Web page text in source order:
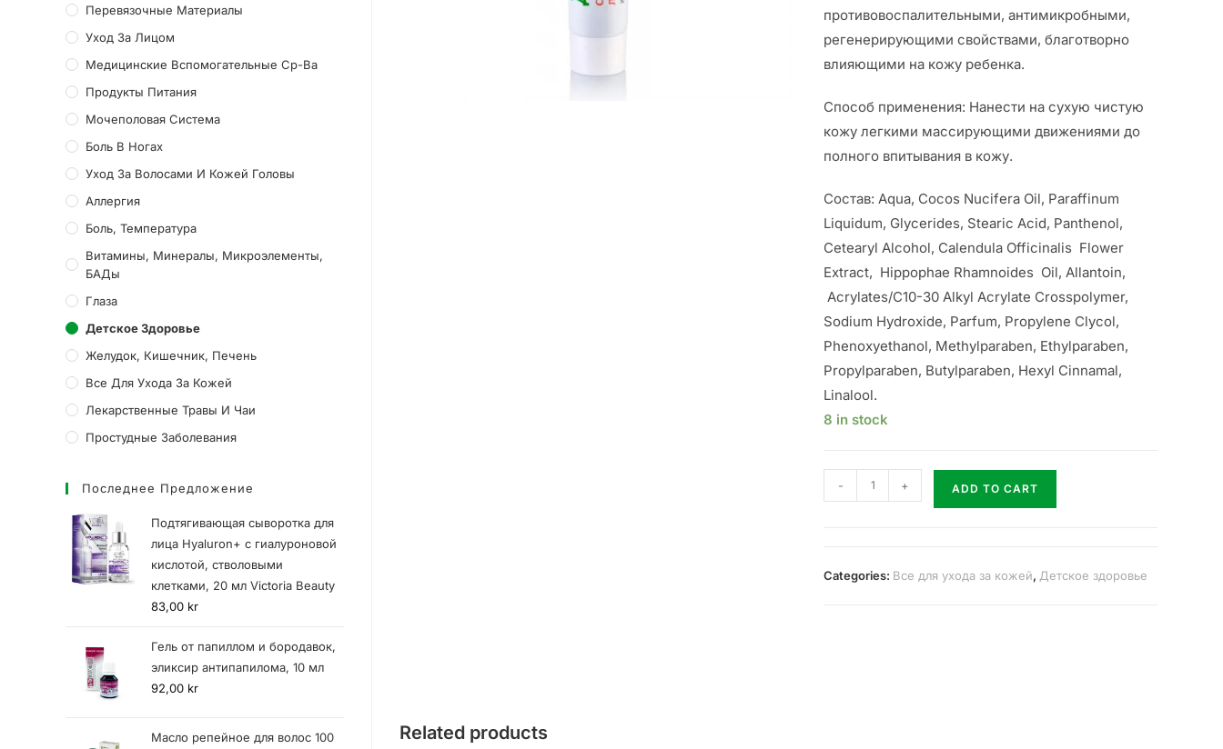
противовоспалительными, антимикробными,
регенерирующими свойствами, благотворно
влияющими на кожу ребенка.
Способ применения: Нанести на сухую чистую
кожу легкими массирующими движениями до
полного впитывания в кожу.
Состав: Аqua, Cocos Nucifera Oil, Paraffinum
Liquidum, Glycerides, Stearic Acid, Panthenol,
Cetearyl Alcohol, Calendula Officinalis Flower
Extract, Hippophae Rhamnoides Oil, Allantoin,
Acrylates/C10-30 Alkyl Acrylate Crosspolymer,
Sodium Hydroxide, Parfum, Propylene Clycol,
Phenoxyethanol, Methylparaben, Ethylparaben,
Propylparaben, Butylparaben, Hexyl Cinnamal,
Linalool.
8 in stock
- + ADD TO CART
Categories: Все для ухода за кожей, Детское здоровье
Related products
Перевязочные Материалы
Уход За Лицом
Медицинские Вспомогательные Ср-Ва
Продукты Питания
Мочеполовая Система
Боль В Ногах
Уход За Волосами И Кожей Головы
Аллергия
Боль, Температура
Витамины, Минералы, Микроэлементы,
БАДы
Глаза
Детское Здоровье
Желудок, Кишечник, Печень
Все Для Ухода За Кожей
Лекарственные Травы И Чаи
Простудные Заболевания
Последнее Предложение
Подтягивающая сыворотка для
лица Hyaluron+ с гиалуроновой
кислотой, стволовыми
клетками, 20 мл Victoria Beauty
83,00 kr
Гель от папиллом и бородавок,
эликсир антипапилома, 10 мл
92,00 kr
Масло репейное для волос 100